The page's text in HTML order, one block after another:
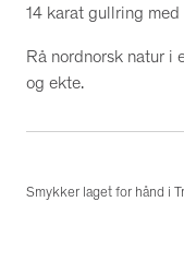
14 karat gullring
Rå nordnorsk natur
og ekte.
Smykker laget for hånd i